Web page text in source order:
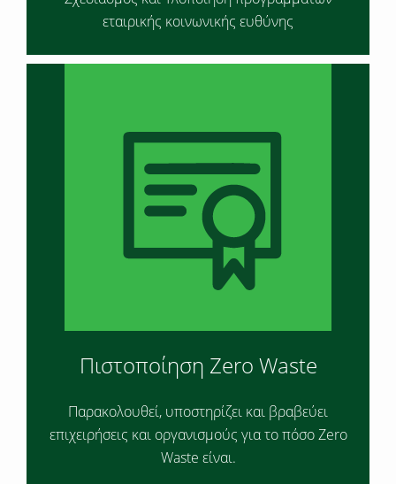
εταιρικής κοινωνικής ευθύνης
Πιστοποίηση Zero Waste
Παρακολουθεί, υποστηρίζει και βραβεύει
επιχειρήσεις και οργανισμούς για το πόσο Zero
Waste είναι.